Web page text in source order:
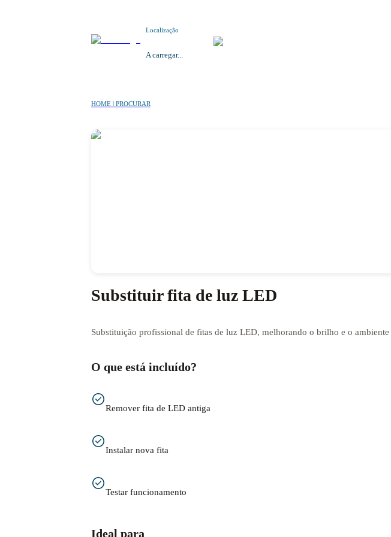
Localização
A carregar...
HOME | PROCURAR
Substituir fita de luz LED
Substituição profissional de fitas de luz LED, melhorando o brilho e o ambiente
O que está incluído?
Remover fita de LED antiga
Instalar nova fita
Testar funcionamento
Ideal para